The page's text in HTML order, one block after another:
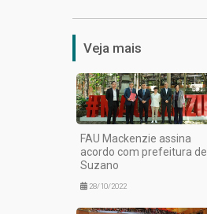
Veja mais
FAU Mackenzie assina
acordo com prefeitura de
Suzano
28/10/2022